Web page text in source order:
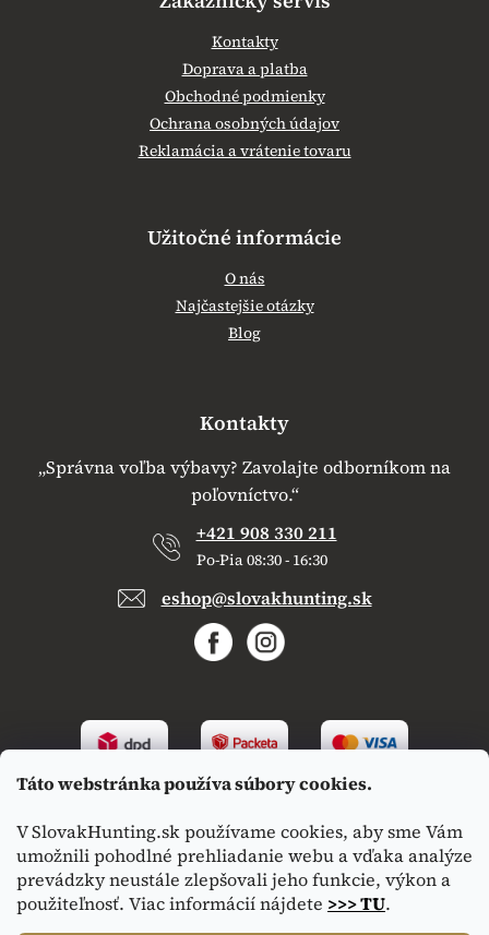
Táto webstránka používa súbory cookies.
V SlovakHunting.sk používame cookies, aby sme Vám
umožnili pohodlné prehliadanie webu a vďaka analýze
prevádzky neustále zlepšovali jeho funkcie, výkon a
použiteľnosť. Viac informácií nájdete >>> TU.
Kontakty
Doprava a platba
Obchodné podmienky
Ochrana osobných údajov
Reklamácia a vrátenie tovaru
Užitočné informácie
O nás
Najčastejšie otázky
Blog
Kontakty
„Správna voľba výbavy? Zavolajte odborníkom na
poľovníctvo.“
+421 908 330 211
Po-Pia 08:30 - 16:30
eshop@slovakhunting.sk